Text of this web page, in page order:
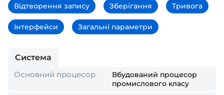
Відтворення запису Зберігання Тривога
Інтерфейси Загальні параметри
Система
Основний процесор
Вбудований процесор
промислового класу